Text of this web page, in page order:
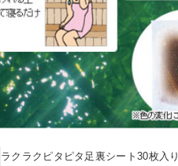
ラクラクピタピタ足裏シート30枚入り